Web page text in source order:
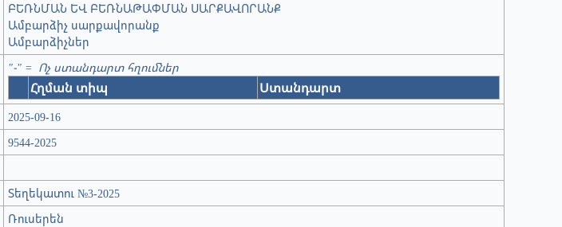
ԲԵՌՆՄԱՆ ԵՎ ԲԵՌՆԱԹԱՓՄԱՆ ՍԱՐՔԱՎՈՐԱՆՔ
Ամբարձիչ սարքավորանք
Ամբարձիչներ
"-" = Ոչ ստանդարտ հղումներ
Հղման տիպ Ստանդարտ
2025-09-16
9544-2025
Տեղեկատու №3-2025
Ռուսերեն